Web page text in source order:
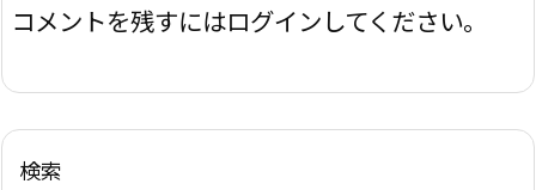
コメントを残すにはログインしてください。
検索